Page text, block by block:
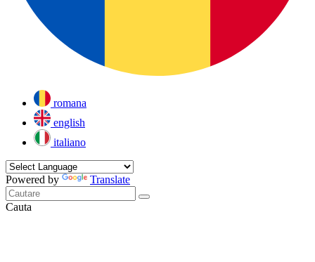
romana
english
italiano
Powered by Translate
Cauta